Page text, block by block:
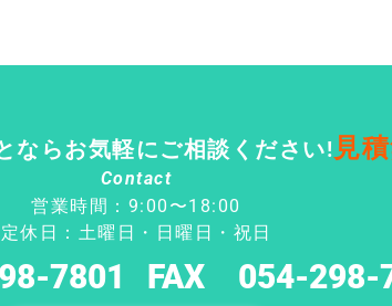
ならお気軽にご相談ください! 見
Contact
営業時間：9:00〜18:00
定休日：土曜日・日曜日・祝日
7801 FAX 054-298-